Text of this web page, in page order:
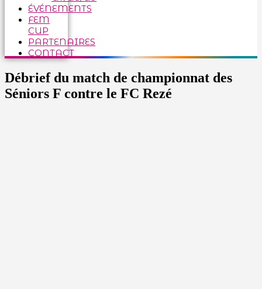
ÉVÉNEMENTS
FEM
CUP
PARTENAIRES
CONTACT
Débrief du match de championnat des
Séniors F contre le FC Rezé